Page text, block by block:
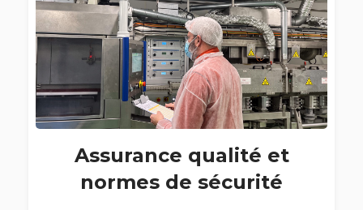
Assurance qualité et
normes de sécurité